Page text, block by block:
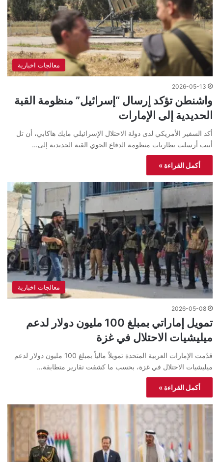
معالجات اخبارية
2026-05-13
واشنطن تؤكد إرسال “إسرائيل” منظومة القبة
الحديدية إلى الإمارات
أكد السفير الأمريكي لدى دولة الاحتلال الإسرائيلي مايك هاكابي، أن تل
أبيب أرسلت بطاريات منظومة الدفاع الجوي القبة الحديدية إلى…
أكمل القراءة »
معالجات اخبارية
2026-05-08
تمويل إماراتي بمبلغ 100 مليون دولار لدعم
ميليشيات الاحتلال في غزة
قدّمت الإمارات العربية المتحدة تمويلاً مالياً بمبلغ 100 مليون دولار لدعم
ميليشيات الاحتلال في غزة، بحسب ما كشفت تقارير متطابقة…
أكمل القراءة »